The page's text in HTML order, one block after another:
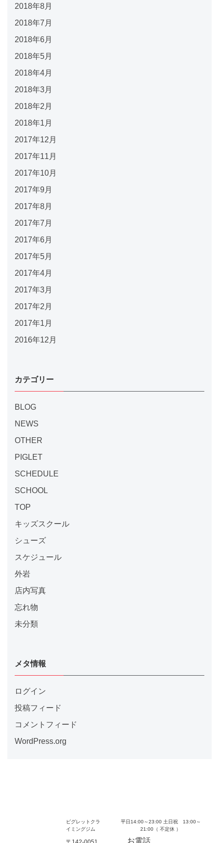
2018年8月
2018年7月
2018年6月
2018年5月
2018年4月
2018年3月
2018年2月
2018年1月
2017年12月
2017年11月
2017年10月
2017年9月
2017年8月
2017年7月
2017年6月
2017年5月
2017年4月
2017年3月
2017年2月
2017年1月
2016年12月
カテゴリー
BLOG
NEWS
OTHER
PIGLET
SCHEDULE
SCHOOL
TOP
キッズスクール
シューズ
スケジュール
外岩
店内写真
忘れ物
未分類
メタ情報
ログイン
投稿フィード
コメントフィード
WordPress.org
ピグレットクラ
イミングジム
平日14:00～23:00 土日祝 13:00～
21:00（ 不定休 ）
お電話